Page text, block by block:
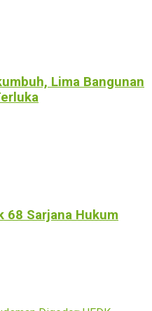
Lima Bangunan
68 Sarjana Hukum